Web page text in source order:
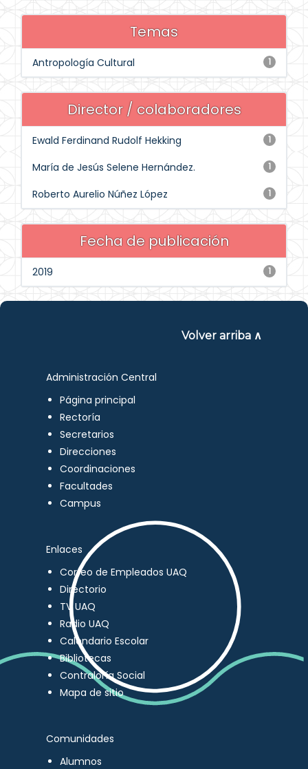
Temas
1
Antropología Cultural
Director / colaboradores
1
Ewald Ferdinand Rudolf Hekking
1
María de Jesús Selene Hernández.
1
Roberto Aurelio Núñez López
Fecha de publicación
1
2019
Volver arriba ∧
Administración Central
Página principal
Rectoría
Secretarios
Direcciones
Coordinaciones
Facultades
Campus
Enlaces
Correo de Empleados UAQ
Directorio
TV UAQ
Radio UAQ
Calendario Escolar
Bibliotecas
Contraloría Social
Mapa de sitio
Comunidades
Alumnos